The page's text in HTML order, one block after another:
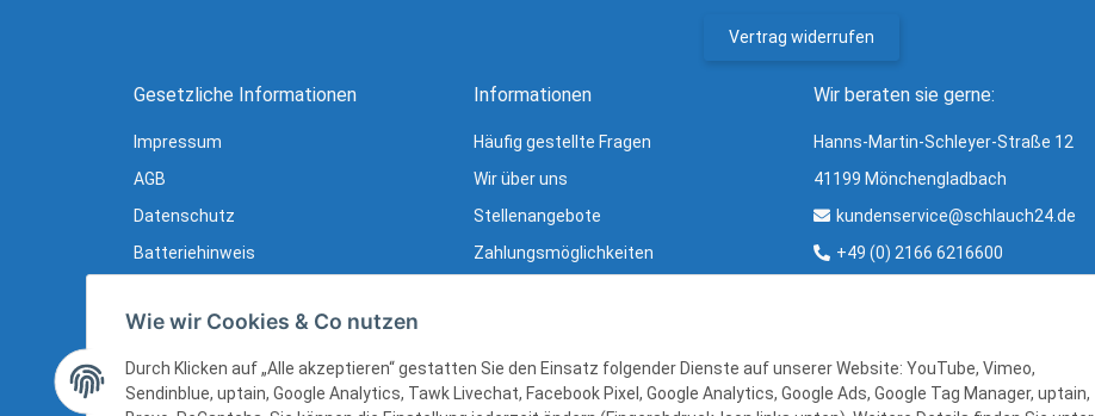
Vertrag widerrufen
Gesetzliche Informationen
Impressum
AGB
Datenschutz
Batteriehinweis
Widerrufsrecht
Widerrufsrecht (B2B)
Sitemap
Informationen
Häufig gestellte Fragen
Wir über uns
Stellenangebote
Zahlungsmöglichkeiten
Ratgeber & Glossar
Wir beraten sie gerne:
Hanns-Martin-Schleyer-Straße 12
41199 Mönchengladbach
kundenservice@schlauch24.de
+49 (0) 2166 6216600
Wie wir Cookies & Co nutzen
Durch Klicken auf „Alle akzeptieren“ gestatten Sie den Einsatz folgender Dienste auf unserer Website: YouTube, Vimeo,
Sendinblue, uptain, Google Analytics, Tawk Livechat, Facebook Pixel, Google Analytics, Google Ads, Google Tag Manager, uptain,